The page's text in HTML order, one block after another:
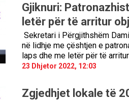
Gjiknuri:
letër për të arritur
Sekretari i Përgjithshëm
në lidhje me çështjen e
laps dhe me letër për të
23 Dhjetor 2022, 12:03
Zgjedhjet lokale të